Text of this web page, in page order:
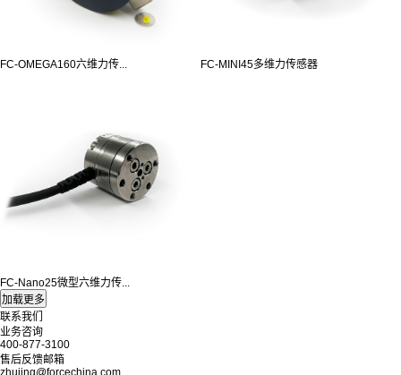
FC-OMEGA160六维力传... FC-MINI45多维力传感器
FC-Nano25微型六维力传...
联系我们
业务咨询
400-877-3100
售后反馈邮箱